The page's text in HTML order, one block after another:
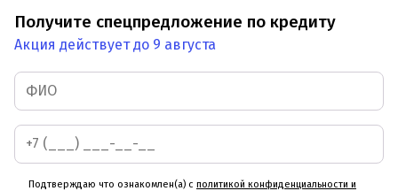
Получите спецпредложение по кредиту
Акция действует до 9 августа
Подтверждаю что ознакомлен(а) с политикой конфиденциальности и